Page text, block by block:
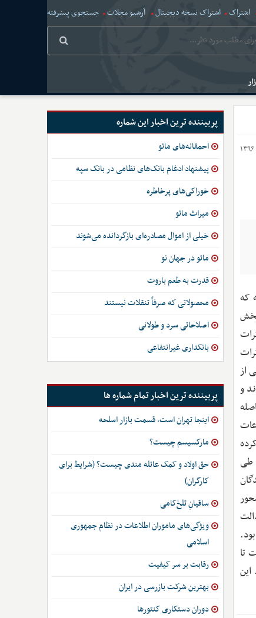
اشتراک اشتراک نسخه دیجیتال آرشیو مجلات جستجوی پیشرفته
که
با پخش
از
و
طی
35 درصد از بینندگان
2005 تابه‌حال است. محور
تا
پربیننده ترین اخبار این شماره
احمقانه‌های مائو
پیشنهاد ادغام بانک‌های نظامی در بانک سپه
خوراکی‌های پرخاطره
میراث مائو
خیلی از اموال مصادره‌‌ای بازگردانده می‌شوند
مائو در جهان نو
قدرت به طعم باروت
محصولاتی که صرفاً تنقلات نیستند
اصلاحاتی سرد و طولانی
بانکداری غیرانتفاعی
پربیننده ترین اخبار تمام شماره ها
اینجا تهران است، قسمت بازار اسلحه
مارکسیسم چیست؟
حق اولاد و کمک عائله مندی چیست؟ (شرایط برای
کارگران)
ساقیانِ تلخ‌کامی
ویژگی‌های ماموران اطلاعات در نظام جمهوری
اسلامی
رقابت بر سر کیفیت
بهترین شرکت بازرسی در ایران
دوران دستکاری کنتورها